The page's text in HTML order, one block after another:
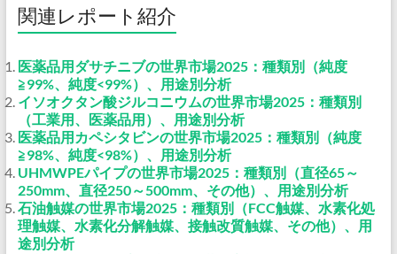
関連レポート紹介
医薬品用ダサチニブの世界市場2025：種類別（純度
≧99%、純度<99%）、用途別分析
イソオクタン酸ジルコニウムの世界市場2025：種類別
（工業用、医薬品用）、用途別分析
医薬品用カペシタビンの世界市場2025：種類別（純度
≧98%、純度<98%）、用途別分析
UHMWPEパイプの世界市場2025：種類別（直径65～
250mm、直径250～500mm、その他）、用途別分析
石油触媒の世界市場2025：種類別（FCC触媒、水素化処
理触媒、水素化分解触媒、接触改質触媒、その他）、用
途別分析